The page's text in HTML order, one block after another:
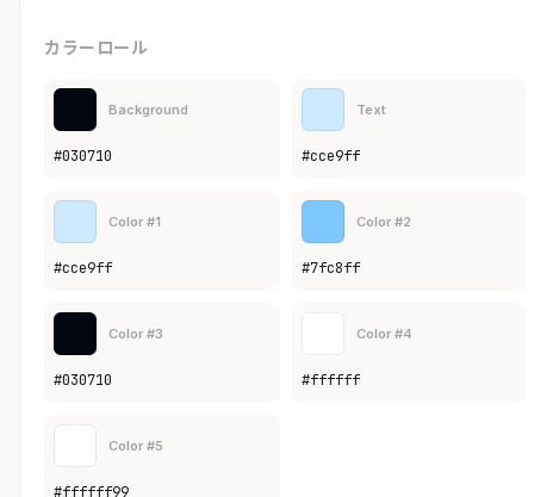
カラーロール
Background
#030710
Text
#cce9ff
Color #1
#cce9ff
Color #2
#7fc8ff
Color #3
#030710
Color #4
#ffffff
Color #5
#ffffff99